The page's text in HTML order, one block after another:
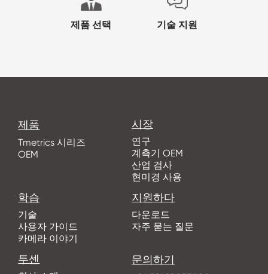
제품 선택 기술 지원
제품
Tmetrics 시리즈
OEM
시장
연구
계측기 OEM
산업 검사
현미경 사용
학습
기술
사용자 가이드
카메라 이야기
지원하다
다운로드
자주 묻는 질문
투센 문의하기